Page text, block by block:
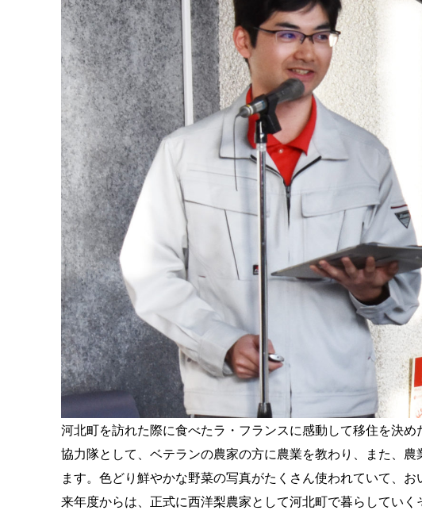
河北町を訪れた際に食べたラ・フランスに感動して移住を決め
協力隊として、ベテランの農家の方に農業を教わり、また、
ます。色どり鮮やかな野菜の写真がたくさん使われていて、お
来年度からは、正式に西洋梨農家として河北町で暮らしていく